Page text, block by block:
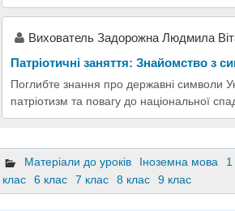
Вихователь Задорожна Людмила
Патріотичні заняття: Знайомство з
Поглибте знання про державні символи
патріотизм та повагу до національної
Матеріали до уроків Іноземна мова 1
клас
6 клас 7 клас 8 клас 9 клас